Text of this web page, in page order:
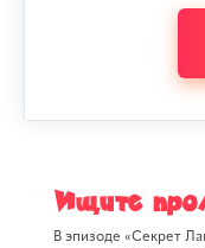
Ищите
В эпизоде «Секрет